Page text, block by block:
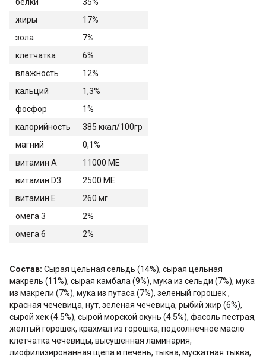
жиры
17%
зола
7%
клетчатка
6%
влажность
12%
кальций
1,3%
фосфор
1%
калорийность
385 ккал/100гр
магний
0,1%
витамин A
11000 ME
витамин D3
2500 ME
витамин E
260 мг
омега 3
2%
омега 6
2%
Состав: Сырая цельная сельдь (14%), сырая цельная
макрель (11%), сырая камбала (9%), мука из сельди (7%), мука
из макрели (7%), мука из путаса (7%), зеленый горошек ,
красная чечевица, нут, зеленая чечевица, рыбий жир (6%),
сырой хек (4.5%), сырой морской окунь (4.5%), фасоль пестрая,
желтый горошек, крахмал из горошка, подсолнечное масло
клетчатка чечевицы, высушенная ламинария,
лиофилизированная щепа и печень, тыква, мускатная тыква,